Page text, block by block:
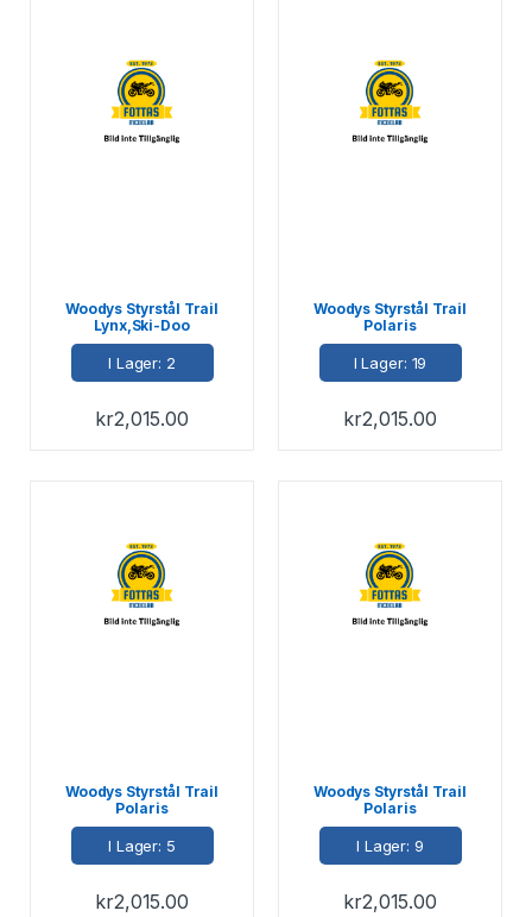
Woodys Styrstål Trail
Lynx,Ski-Doo
I Lager: 2
kr2,015.00
Woodys Styrstål Trail
Polaris
I Lager: 19
kr2,015.00
Woodys Styrstål Trail
Polaris
I Lager: 5
kr2,015.00
Woodys Styrstål Trail
Polaris
I Lager: 9
kr2,015.00